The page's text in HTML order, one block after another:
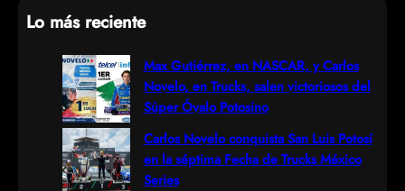
a
Lo más reciente
Max Gutiérrez, en NASCAR, y Carlos
Novelo, en Trucks, salen victoriosos del
Súper Óvalo Potosino
Carlos Novelo conquista San Luis Potosí
en la séptima Fecha de Trucks México
Series